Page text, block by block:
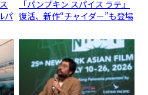
パ
「パンプキン スパイス ラテ」
復活、新作“チャイダー”も登場